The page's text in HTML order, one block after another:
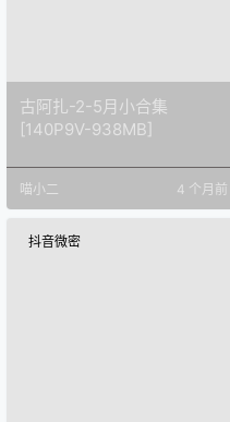
古阿扎-2-5月小合集
[140P9V-938MB]
喵小二 4 个月前
抖音微密